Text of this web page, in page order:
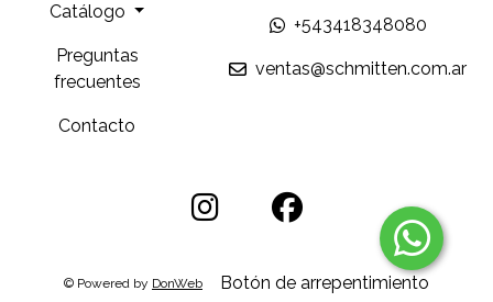
Catálogo
Preguntas
frecuentes
Contacto
+543418348080
ventas@schmitten.com.ar
© Powered by DonWeb Botón de arrepentimiento